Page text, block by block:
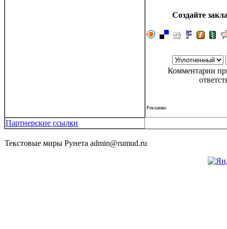
Создайте
Комментарии
Рекламко
Партнерские ссылки
Текстовые миры Рунета admin@rumud.ru